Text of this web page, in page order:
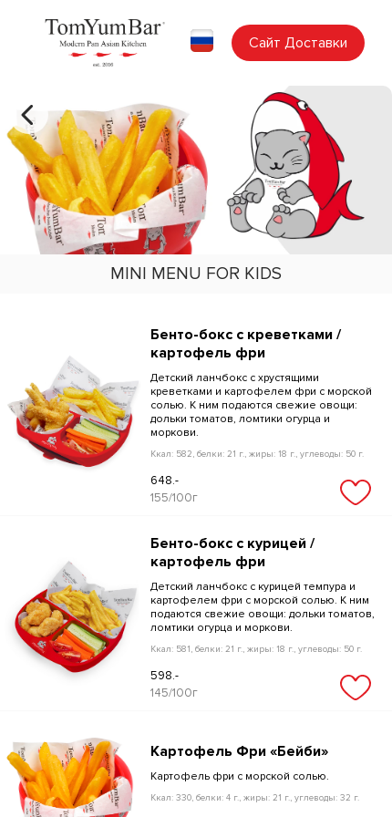
Сайт Доставки
MINI MENU FOR KIDS
Бенто-бокс с креветками /
картофель фри
Детский ланчбокс с хрустящими
креветками и картофелем фри с морской
солью. К ним подаются свежие овощи:
дольки томатов, ломтики огурца и
моркови.
Ккал: 582, белки: 21 г., жиры: 18 г., углеводы: 50 г.
648.-
155/100г
Бенто-бокс с курицей /
картофель фри
Детский ланчбокс с курицей темпура и
картофелем фри с морской солью. К ним
подаются свежие овощи: дольки томатов,
ломтики огурца и моркови.
Ккал: 581, белки: 21 г., жиры: 18 г., углеводы: 50 г.
598.-
145/100г
Картофель Фри «Бейби»
Картофель фри с морской солью.
Ккал: 330, белки: 4 г., жиры: 21 г., углеводы: 32 г.